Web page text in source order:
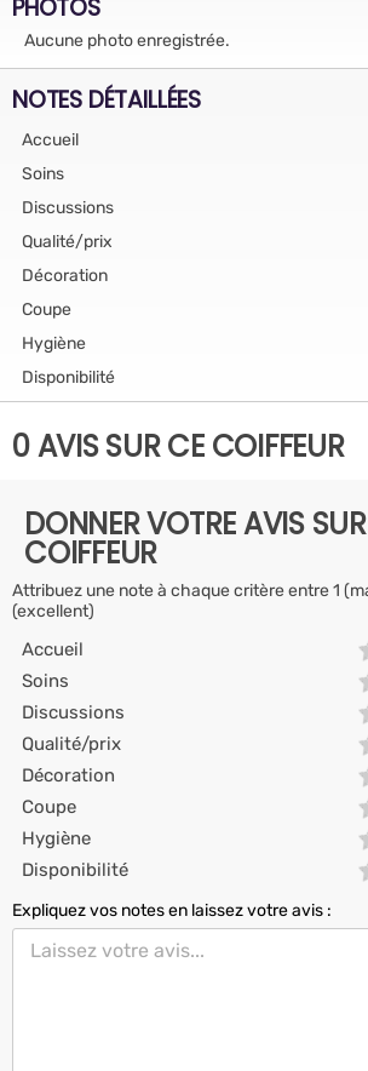
PHOTOS
Aucune photo enregistrée.
NOTES DÉTAILLÉES
Accueil
Soins
Discussions
Qualité/prix
Décoration
Coupe
Hygiène
Disponibilité
0 AVIS SUR CE COIFFEUR
DONNER VOTRE AVIS
COIFFEUR
Attribuez une note à chaque critère entre 1
(excellent)
Accueil
Soins
Discussions
Qualité/prix
Décoration
Coupe
Hygiène
Disponibilité
Expliquez vos notes en laissez votre avis :